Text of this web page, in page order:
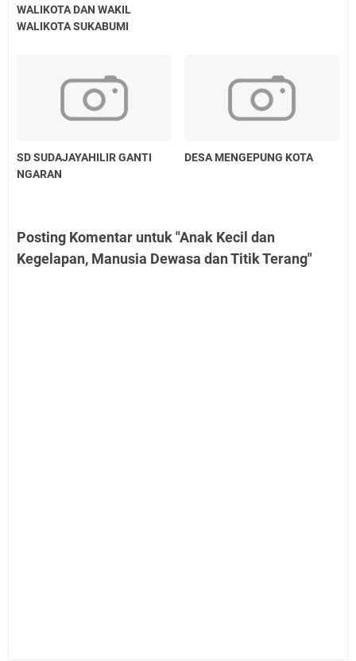
WALIKOTA DAN WAKIL
WALIKOTA SUKABUMI
SD SUDAJAYAHILIR GANTI
NGARAN
DESA MENGEPUNG KOTA
Posting Komentar untuk "Anak Kecil dan
Kegelapan, Manusia Dewasa dan Titik Terang"